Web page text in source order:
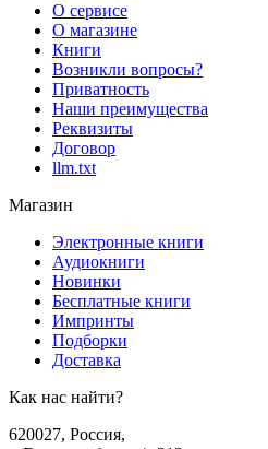
О сервисе
О магазине
Книги
Возникли вопросы?
Приватность
Наши преимущества
Реквизиты
Договор
llm.txt
Магазин
Электронные книги
Аудиокниги
Новинки
Бесплатные книги
Импринты
Подборки
Доставка
Как нас найти?
620027, Россия,